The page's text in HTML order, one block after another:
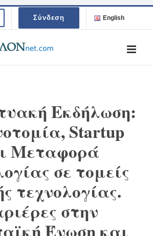
Σύνδεση English
Εκδήλωση:
Startup
Μεταφορά
σε τομείς
τεχνολογίας.
στην
Ένωση και